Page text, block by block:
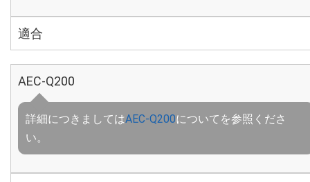
適合
AEC-Q200
詳細につきましてはAEC-Q200についてを参照くださ
い。